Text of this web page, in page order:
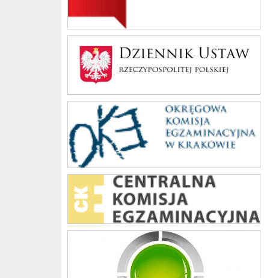
Dziennik Polski
oke_krakow
cke
Librus szkoła